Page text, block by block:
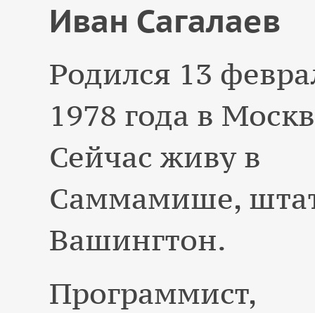
Иван Сагалаев
Родился 13
1978 года в
Сейчас живу в
Саммамише,
Вашингтон.
Программист,